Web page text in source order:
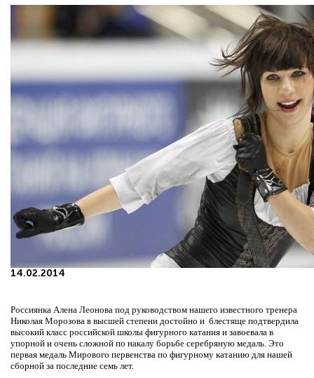
14.02.2014
Россиянка Алена Леонова под руководством нашего известного тренера
Николая Морозова в высшей степени достойно и блестяще подтвердила
высокий класс российской школы фигурного катания и завоевала в
упорной и очень сложной по накалу борьбе серебряную медаль. Это
первая медаль Мирового первенства по фигурному катанию для нашей
сборной за последние семь лет.